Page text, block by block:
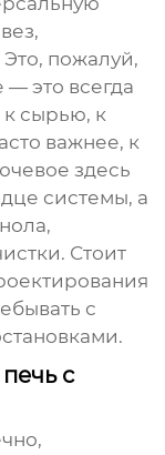
пожалуй,
это всегда
к сырью, к
важнее, к
здесь
системы, а
Стоит
с
с